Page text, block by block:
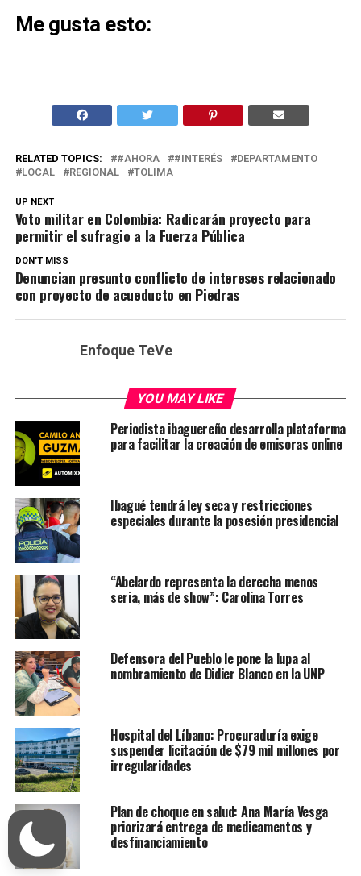
Me gusta esto:
RELATED TOPICS: #AHORA #INTERÉS
DEPARTAMENTO
LOCAL
REGIONAL TOLIMA
UP NEXT
Voto militar en Colombia: Radicarán proyecto para
permitir el sufragio a la Fuerza Pública
DON'T MISS
Denuncian presunto conflicto de intereses relacionado
con proyecto de acueducto en Piedras
Enfoque TeVe
YOU MAY LIKE
Periodista ibaguereño desarrolla plataforma
para facilitar la creación de emisoras online
Ibagué tendrá ley seca y restricciones
especiales durante la posesión presidencial
“Abelardo representa la derecha menos
seria, más de show”: Carolina Torres
Defensora del Pueblo le pone la lupa al
nombramiento de Didier Blanco en la UNP
Hospital del Líbano: Procuraduría exige
suspender licitación de $79 mil millones por
irregularidades
Plan de choque en salud: Ana María Vesga
priorizará entrega de medicamentos y
desfinanciamiento